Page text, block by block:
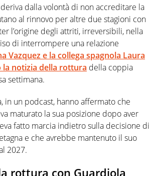
deriva dalla volontà di non accreditare la
al rinnovo per altre due stagioni con
l’origine degli attriti, irreversibili, nella
di interrompere una relazione
Vazquez e la collega spagnola Laura
la notizia della rottura della coppia
settimana.
in un podcast, hanno affermato che
maturato la sua posizione dopo aver
fatto marcia indietro sulla decisione di
e che avrebbe mantenuto il suo
2027.
rottura con Guardiola